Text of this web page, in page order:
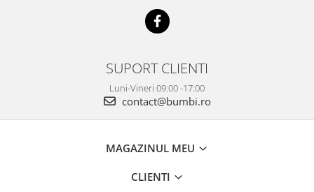
SUPORT CLIENTI
Luni-Vineri 09:00 -17:00
contact@bumbi.ro
MAGAZINUL MEU
CLIENTI